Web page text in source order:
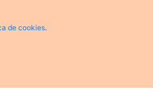
de cookies.